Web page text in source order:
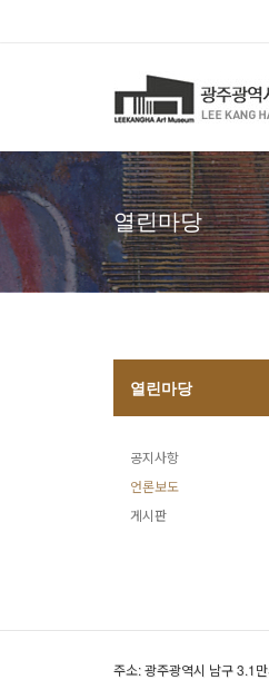
열린마당
열린마당
공지사항
언론보도
게시판
주소: 광주광역시 남구 3.1